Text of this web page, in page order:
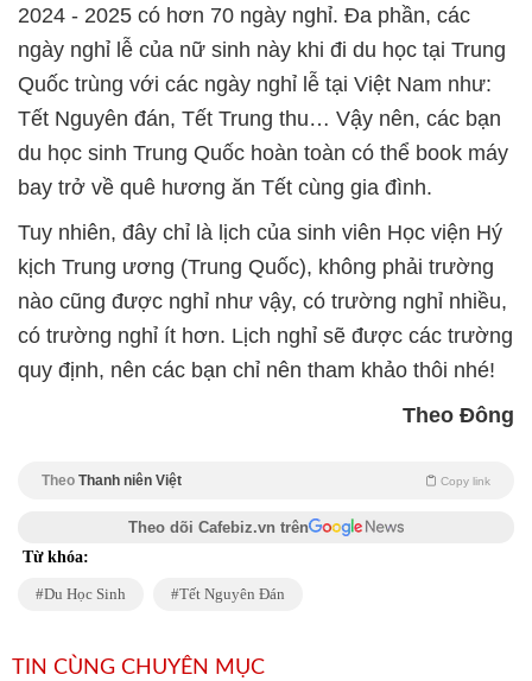
2024 - 2025 có hơn 70 ngày nghỉ. Đa phần, các
ngày nghỉ lễ của nữ sinh này khi đi du học tại Trung
Quốc trùng với các ngày nghỉ lễ tại Việt Nam như:
Tết Nguyên đán, Tết Trung thu… Vậy nên, các bạn
du học sinh Trung Quốc hoàn toàn có thể book máy
bay trở về quê hương ăn Tết cùng gia đình.
Tuy nhiên, đây chỉ là lịch của sinh viên Học viện Hý
kịch Trung ương (Trung Quốc), không phải trường
nào cũng được nghỉ như vậy, có trường nghỉ nhiều,
có trường nghỉ ít hơn. Lịch nghỉ sẽ được các trường
quy định, nên các bạn chỉ nên tham khảo thôi nhé!
Theo Đông
Theo Thanh niên Việt Copy link
Theo dõi Cafebiz.vn trên
Từ khóa:
Du Học Sinh Tết Nguyên Đán
TIN CÙNG CHUYÊN MỤC